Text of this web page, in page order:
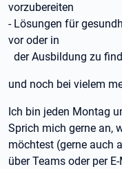
vorzubereiten
- Lösungen für
vor oder in
der Ausbildung zu
und noch bei vielem
Ich bin jeden Montag
Sprich mich gerne an,
möchtest (gerne auch
über Teams oder per